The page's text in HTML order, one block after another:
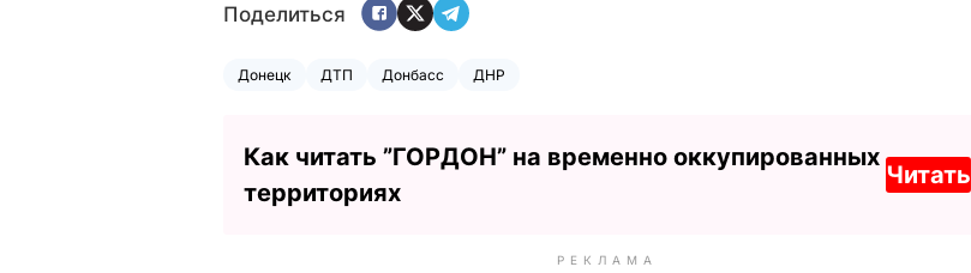
Поделиться
Донецк ДТП Донбасс ДНР
Как читать ”ГОРДОН” на временно оккупированных
территориях
Читать
РЕКЛАМА